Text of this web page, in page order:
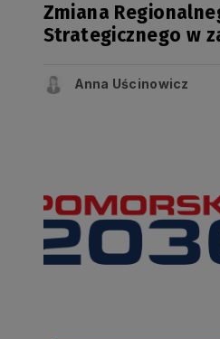
Zmiana
Strategicznego w
wrażliwości
Anna Uścinowicz